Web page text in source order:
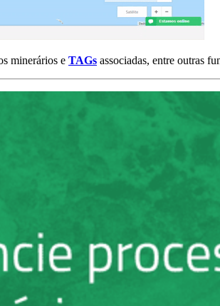
minerários e TAGs associadas, entre outras